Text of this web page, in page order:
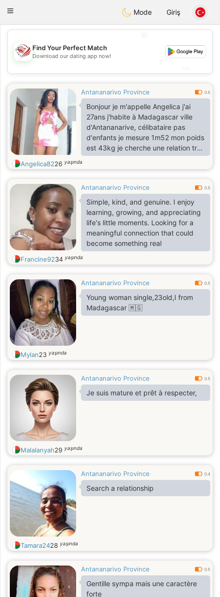
Dating
Toggle
Mode Giriş
💖
💕
Find Your Perfect Match
Download our dating app now!
Antananarivo Province 0.5
Bonjour je m'appelle Angelica j'ai
27ans j'habite à Madagascar ville
d'Antananarive, célibataire pas
d'enfants je mesure 1m52 mon poids
est 43kg je cherche une relation très
très sérieuse et durable.
Angelica8226 yaşında
Antananarivo Province 0.5
Simple, kind, and genuine. I enjoy
learning, growing, and appreciating
life's little moments. Looking for a
meaningful connection that could
become something real
Francine9234 yaşında
Antananarivo Province 0.5
Young woman single,23old,I from
Madagascar 🇲🇬
Mylan23 yaşında
Antananarivo Province 0.5
Je suis mature et prêt à respecter,
Malalanyah29 yaşında
Antananarivo Province 0.4
Search a relationship
Tamara2428 yaşında
Antananarivo Province 0.5
Gentille sympa mais une caractère
forte